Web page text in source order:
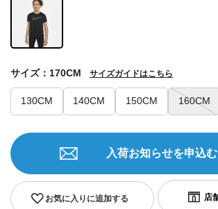
130CM 140CM 150CM 160CM
サイズ：170CM サイズガイドはこちら
お気に入りに追加する
入荷お知らせを申込む